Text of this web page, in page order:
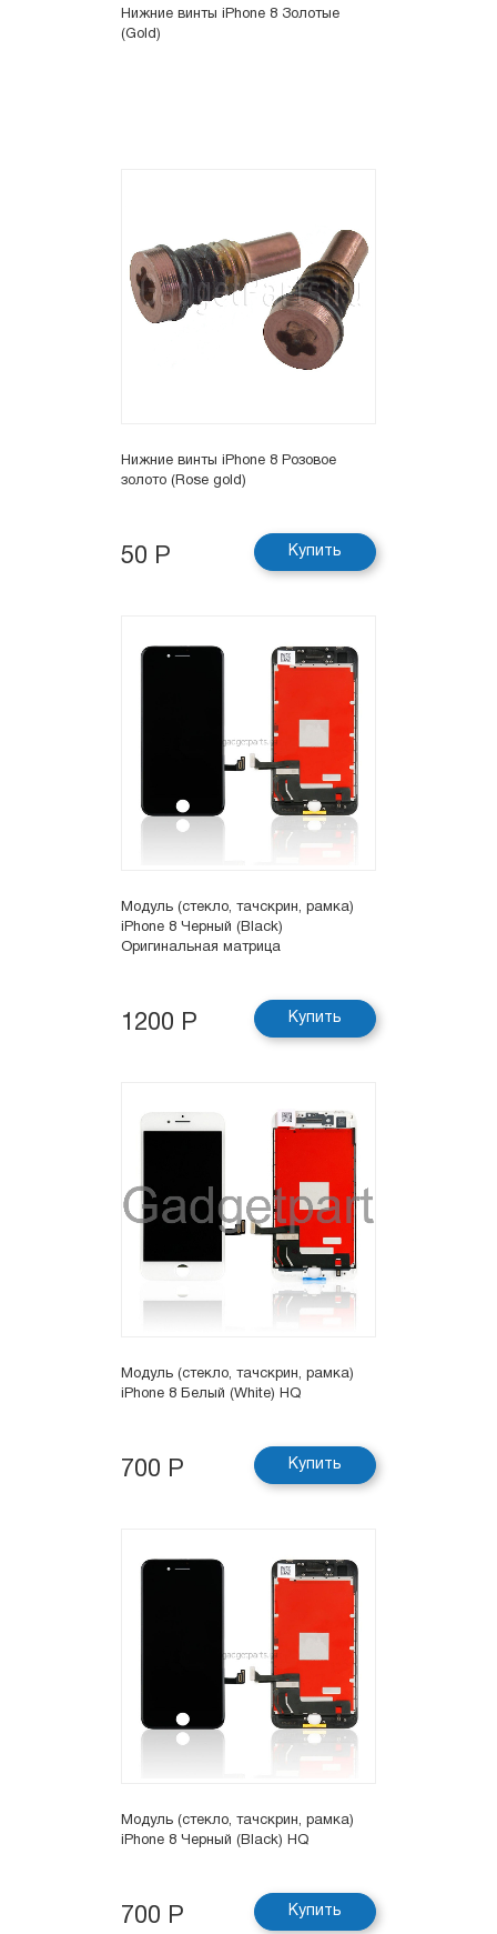
Нижние винты iPhone 8 Золотые
(Gold)
Нижние винты iPhone 8 Розовое
золото (Rose gold)
50 Р Купить
Модуль (стекло, тачскрин, рамка)
iPhone 8 Черный (Black)
Оригинальная матрица
1200 Р Купить
Модуль (стекло, тачскрин, рамка)
iPhone 8 Белый (White) HQ
700 Р Купить
Модуль (стекло, тачскрин, рамка)
iPhone 8 Черный (Black) HQ
700 Р Купить